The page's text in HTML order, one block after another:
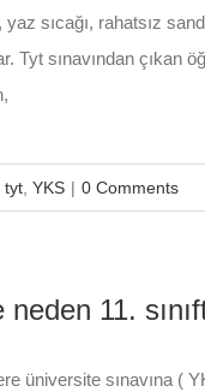
yaz sıcağı, rahatsız
Tyt sınavından çıkan
tyt YKS | 0 Comments
neden 11.
üniversite sınavına (